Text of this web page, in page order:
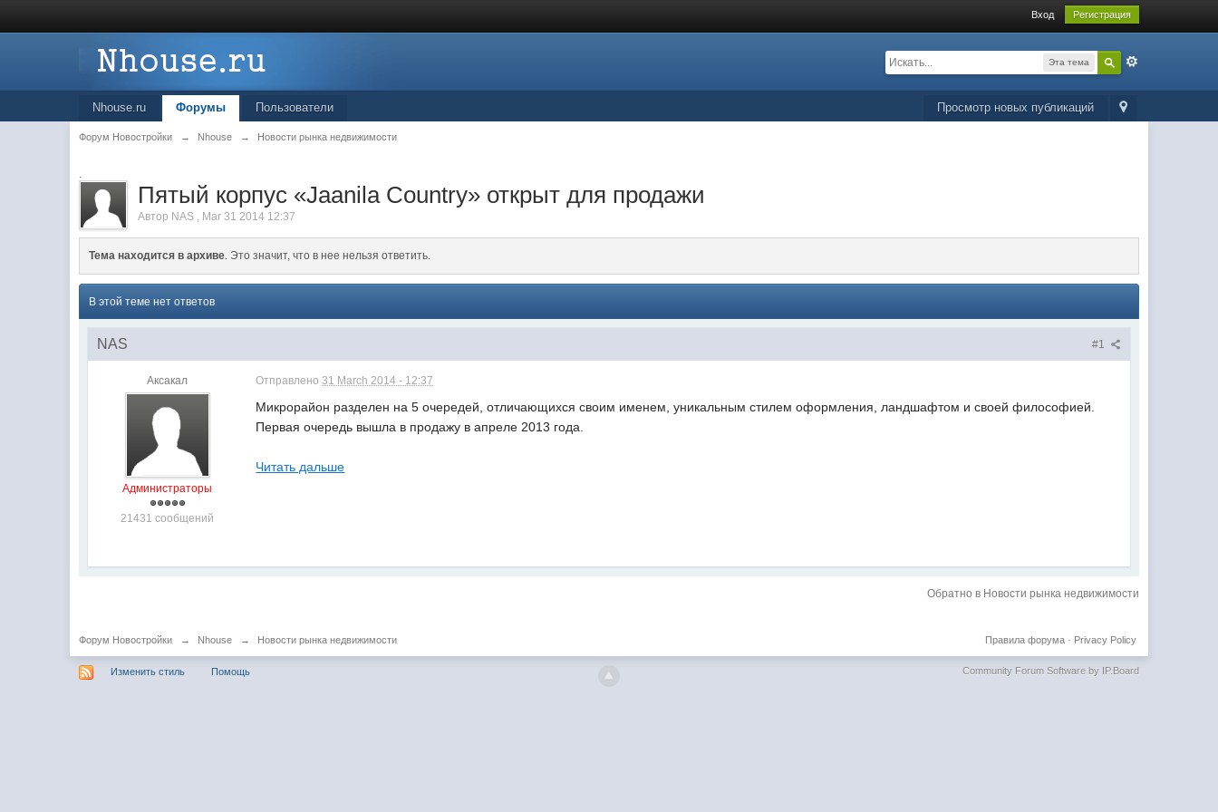
Вход Регистрация
Эта тема
Просмотр новых публикаций
Nhouse.ru Форумы Пользователи
Форум Новостройки → Nhouse → Новости рынка недвижимости
.
Пятый корпус «Jaanila Country» открыт для продажи
Автор NAS , Mar 31 2014 12:37
Тема находится в архиве. Это значит, что в нее нельзя ответить.
В этой теме нет ответов
#1
NAS
Аксакал
Администраторы
21431 сообщений
Отправлено31 March 2014 - 12:37
Микрорайон разделен на 5 очередей, отличающихся своим именем, уникальным стилем оформления, ландшафтом и своей философией.
Первая очередь вышла в продажу в апреле 2013 года.
Читать дальше
Обратно в Новости рынка недвижимости
Форум Новостройки → Nhouse → Новости рынка недвижимости Privacy Policy
Правила форума·
Изменить стиль Помощь Community Forum Software by IP.Board